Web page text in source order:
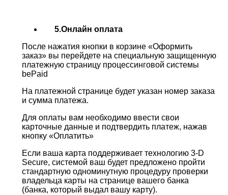
5.Онлайн оплата
После нажатия кнопки в корзине «Оформить
заказ» вы перейдете на специальную защищенную
платежную страницу процессинговой системы
bePaid
На платежной странице будет указан номер заказа
и сумма платежа.
Для оплаты вам необходимо ввести свои
карточные данные и подтвердить платеж, нажав
кнопку «Оплатить»
Если ваша карта поддерживает технологию 3-D
Secure, системой ваш будет предложено пройти
стандартную одноминутную процедуру проверки
владельца карты на странице вашего банка
(банка, который выдал вашу карту).